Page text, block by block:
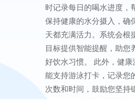
理手机中的冗余垃圾，快
存储空间，让您的手机高
行，再也不受空间不足的
其次，喝水记录功能让您
时记录每日的喝水进度，
保持健康的水分摄入，确
天都充满活力。系统会根